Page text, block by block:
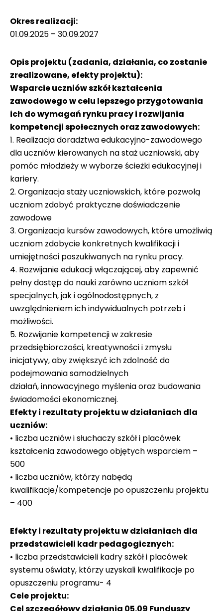
Okres realizacji:
01.09.2025 – 30.09.2027
Opis projektu (zadania, działania, co zostanie
zrealizowane, efekty projektu):
Wsparcie uczniów szkół kształcenia
zawodowego w celu lepszego przygotowania
ich do wymagań rynku pracy i rozwijania
kompetencji społecznych oraz zawodowych:
1. Realizacja doradztwa edukacyjno-zawodowego
dla uczniów kierowanych na staż uczniowski, aby
pomóc młodzieży w wyborze ścieżki edukacyjnej i
kariery.
2. Organizacja staży uczniowskich, które pozwolą
uczniom zdobyć praktyczne doświadczenie
zawodowe
3. Organizacja kursów zawodowych, które umożliwią
uczniom zdobycie konkretnych kwalifikacji i
umiejętności poszukiwanych na rynku pracy.
4. Rozwijanie edukacji włączającej, aby zapewnić
pełny dostęp do nauki zarówno uczniom szkół
specjalnych, jak i ogólnodostępnych, z
uwzględnieniem ich indywidualnych potrzeb i
możliwości.
5. Rozwijanie kompetencji w zakresie
przedsiębiorczości, kreatywności i zmysłu
inicjatywy, aby zwiększyć ich zdolność do
podejmowania samodzielnych
działań, innowacyjnego myślenia oraz budowania
świadomości ekonomicznej.
Efekty i rezultaty projektu w działaniach dla
uczniów:
• liczba uczniów i słuchaczy szkół i placówek
kształcenia zawodowego objętych wsparciem –
500
• liczba uczniów, którzy nabędą
kwalifikacje/kompetencje po opuszczeniu projektu
– 400
Efekty i rezultaty projektu w działaniach dla
przedstawicieli kadr pedagogicznych:
• liczba przedstawicieli kadry szkół i placówek
systemu oświaty, którzy uzyskali kwalifikacje po
opuszczeniu programu- 4
Cele projektu: